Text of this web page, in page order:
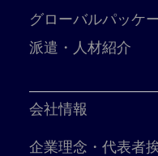
グローバルパッケ
派遣・人材紹介
会社情報
企業理念・代表者